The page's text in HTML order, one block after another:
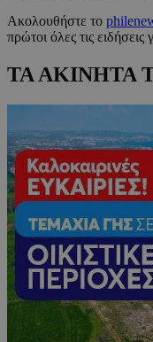
Ακολουθήστε το
πρώτοι όλες τις
ΤΑ ΑΚΙΝΗΤΑ